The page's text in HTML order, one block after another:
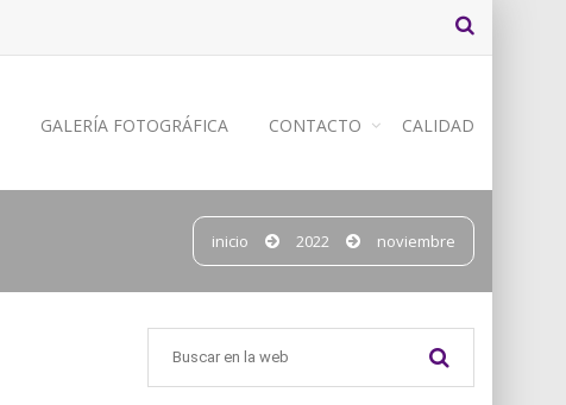
GALERÍA FOTOGRÁFICA CONTACTO CALIDAD
inicio 2022 noviembre